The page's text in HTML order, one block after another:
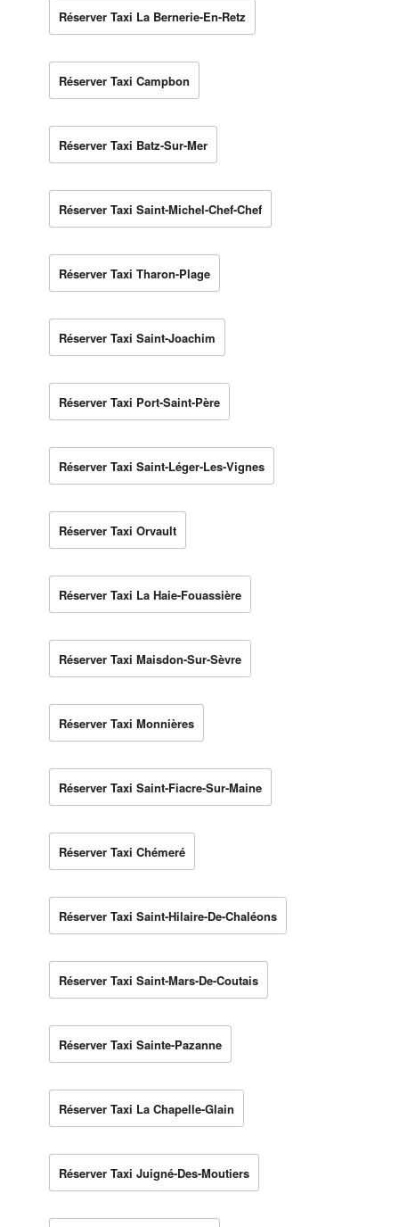
Réserver Taxi La Bernerie-En-Retz
Réserver Taxi Campbon
Réserver Taxi Batz-Sur-Mer
Réserver Taxi Saint-Michel-Chef-Chef
Réserver Taxi Tharon-Plage
Réserver Taxi Saint-Joachim
Réserver Taxi Port-Saint-Père
Réserver Taxi Saint-Léger-Les-Vignes
Réserver Taxi Orvault
Réserver Taxi La Haie-Fouassière
Réserver Taxi Maisdon-Sur-Sèvre
Réserver Taxi Monnières
Réserver Taxi Saint-Fiacre-Sur-Maine
Réserver Taxi Chémeré
Réserver Taxi Saint-Hilaire-De-Chaléons
Réserver Taxi Saint-Mars-De-Coutais
Réserver Taxi Sainte-Pazanne
Réserver Taxi La Chapelle-Glain
Réserver Taxi Juigné-Des-Moutiers